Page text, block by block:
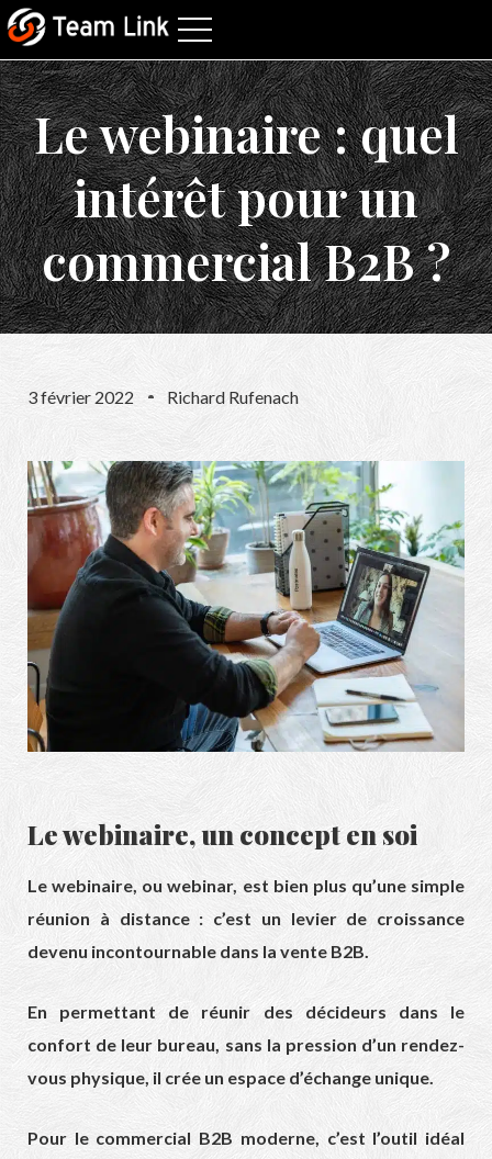
Le webinaire : quel
intérêt pour un
commercial B2B ?
3 février 2022 Richard Rufenach
Le webinaire, un concept en soi
Le webinaire, ou webinar, est bien plus qu’une simple
réunion à distance : c’est un levier de croissance
devenu incontournable dans la vente B2B.
En permettant de réunir des décideurs dans le
confort de leur bureau, sans la pression d’un rendez-
vous physique, il crée un espace d’échange unique.
Pour le commercial B2B moderne, c’est l’outil idéal